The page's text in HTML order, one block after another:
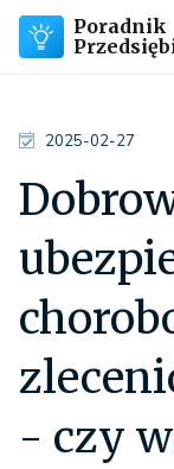
Poradnik
2025-02-27
- czy